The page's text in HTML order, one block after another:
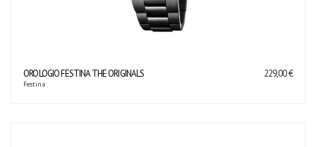
OROLOGIO FESTINA THE ORIGINALS
Festina
229,00 €